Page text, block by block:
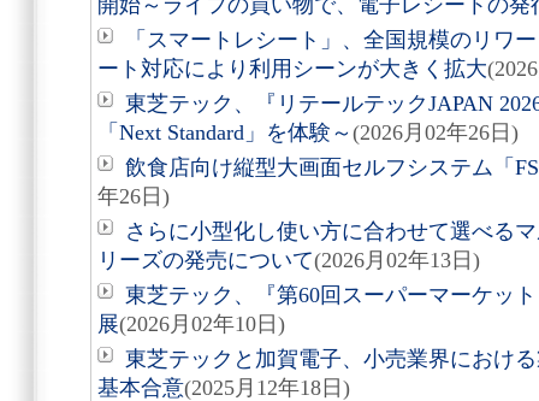
開始～ライフの買い物で、電子レシートの発
「スマートレシート」、全国規模のリワ
ート対応により利用シーンが大きく拡大
東芝テック、『リテールテックJAPAN
「Next Standard」を体験～ (2026月02年26日)
飲食店向け縦型大画面セルフシステム「
年26日)
さらに小型化し使い方に合わせて選べる
リーズの発売について(2026月02年13日)
東芝テック、『第60回スーパーマーケッ
展(2026月02年10日)
東芝テックと加賀電子、小売業界におけ
基本合意(2025月12年18日)